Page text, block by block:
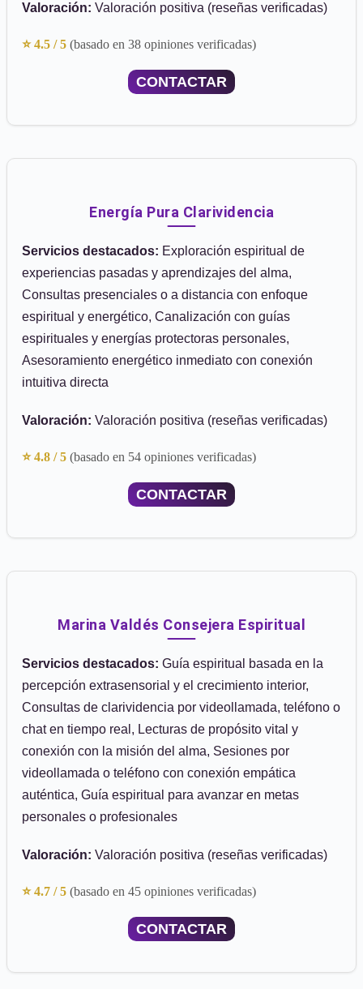
Valoración: Valoración positiva (reseñas verificadas)
⭐ 4.5 / 5 (basado en 38 opiniones verificadas)
CONTACTAR
Energía Pura Clarividencia
Servicios destacados: Exploración espiritual de
experiencias pasadas y aprendizajes del alma,
Consultas presenciales o a distancia con enfoque
espiritual y energético, Canalización con guías
espirituales y energías protectoras personales,
Asesoramiento energético inmediato con conexión
intuitiva directa
Valoración: Valoración positiva (reseñas verificadas)
⭐ 4.8 / 5 (basado en 54 opiniones verificadas)
CONTACTAR
Marina Valdés Consejera Espiritual
Servicios destacados: Guía espiritual basada en la
percepción extrasensorial y el crecimiento interior,
Consultas de clarividencia por videollamada, teléfono o
chat en tiempo real, Lecturas de propósito vital y
conexión con la misión del alma, Sesiones por
videollamada o teléfono con conexión empática
auténtica, Guía espiritual para avanzar en metas
personales o profesionales
Valoración: Valoración positiva (reseñas verificadas)
⭐ 4.7 / 5 (basado en 45 opiniones verificadas)
CONTACTAR